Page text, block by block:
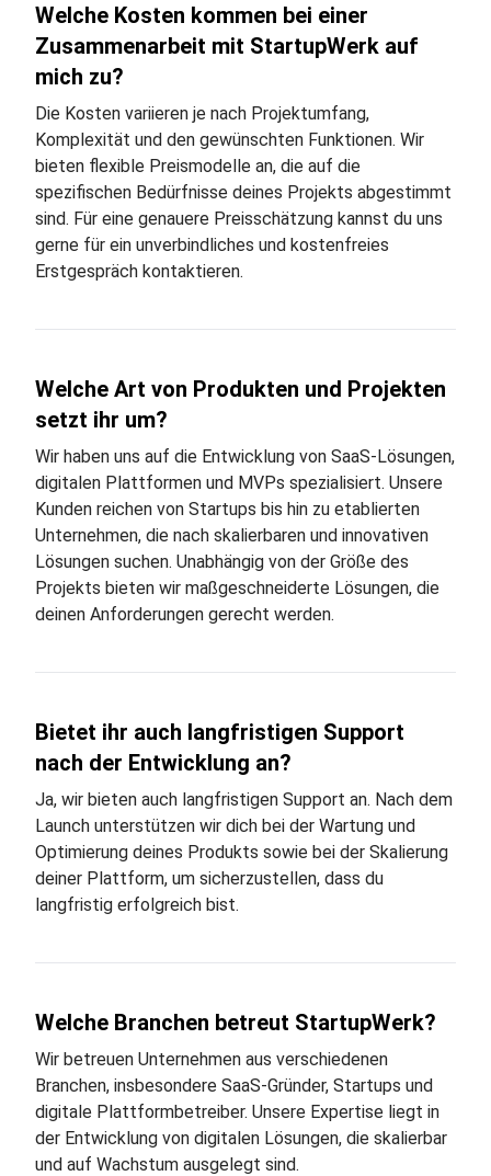
Welche Kosten kommen bei einer
Zusammenarbeit mit StartupWerk auf
mich zu?
Die Kosten variieren je nach Projektumfang,
Komplexität und den gewünschten Funktionen. Wir
bieten flexible Preismodelle an, die auf die
spezifischen Bedürfnisse deines Projekts abgestimmt
sind. Für eine genauere Preisschätzung kannst du uns
gerne für ein unverbindliches und kostenfreies
Erstgespräch kontaktieren.
Welche Art von Produkten und Projekten
setzt ihr um?
Wir haben uns auf die Entwicklung von SaaS-Lösungen,
digitalen Plattformen und MVPs spezialisiert. Unsere
Kunden reichen von Startups bis hin zu etablierten
Unternehmen, die nach skalierbaren und innovativen
Lösungen suchen. Unabhängig von der Größe des
Projekts bieten wir maßgeschneiderte Lösungen, die
deinen Anforderungen gerecht werden.
Bietet ihr auch langfristigen Support
nach der Entwicklung an?
Ja, wir bieten auch langfristigen Support an. Nach dem
Launch unterstützen wir dich bei der Wartung und
Optimierung deines Produkts sowie bei der Skalierung
deiner Plattform, um sicherzustellen, dass du
langfristig erfolgreich bist.
Welche Branchen betreut StartupWerk?
Wir betreuen Unternehmen aus verschiedenen
Branchen, insbesondere SaaS-Gründer, Startups und
digitale Plattformbetreiber. Unsere Expertise liegt in
der Entwicklung von digitalen Lösungen, die skalierbar
und auf Wachstum ausgelegt sind.